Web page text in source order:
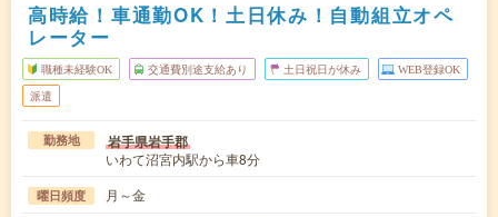
高時給！車通勤OK！土日休み！自動組立オペ
レーター
職種未経験OK 交通費別途支給あり 土日祝日が休み WEB登録OK
派遣
勤務地 岩手県岩手郡
いわて沼宮内駅から車8分
曜日頻度 月～金